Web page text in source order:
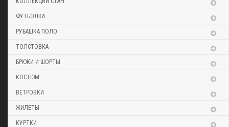
ФУТБОЛКА
РУБАШКА ПОЛО
ТОЛСТОВКА
БРЮКИ И ШОРТЫ
КОСТЮМ
ВЕТРОВКИ
ЖИЛЕТЫ
КУРТКИ